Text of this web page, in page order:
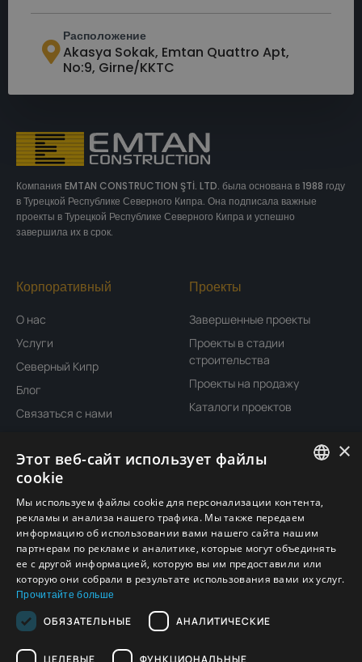
Расположение
Akasya Sokak, Emtan Quattro Apt,
No:9, Girne/KKTC
Компания EMTAN CONSTRUCTION ŞTİ. LTD. была основана в 1988 году
в Турецкой Республике Северного Кипра. Она подписала важные
проекты в Турецкой Республике Северного Кипра и успешно
завершила их в срок.
Корпоративный
О нас
Услуги
Северный Кипр
Блог
Связаться с нами
Проекты
Завершенные проекты
Проекты в стадии
строительства
Проекты на продажу
Каталоги проектов
Расположение
TURKISH
GERMAN
RUSSIAN
×
Этот веб-сайт использует файлы
cookie
Мы используем файлы cookie для персонализации контента,
рекламы и анализа нашего трафика. Мы также передаем
информацию об использовании вами нашего сайта нашим
партнерам по рекламе и аналитике, которые могут объединять
ее с другой информацией, которую вы им предоставили или
которую они собрали в результате использования вами их услуг.
Прочитайте больше
ОБЯЗАТЕЛЬНЫЕ
АНАЛИТИЧЕСКИЕ
ЦЕЛЕВЫЕ ФУНКЦИОНАЛЬНЫЕ